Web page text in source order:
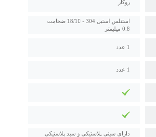
روکار
استنلس استیل 304 - 18/10 ضخامت
0.8 میلیمتر
1 عدد
1 عدد
دارای سینی پلاستیکی و سبد پلاستیکی